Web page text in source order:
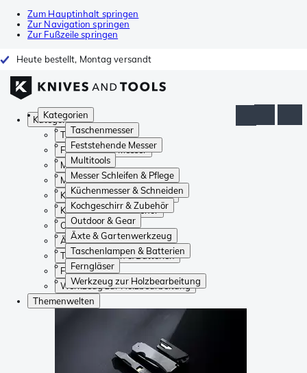
Zum Hauptinhalt springen
Zur Navigation springen
Zur Fußzeile springen
Heute bestellt, Montag versandt
Kategorien
Taschenmesser
Feststehende Messer
Multitools
Messer Schleifen & Pflege
Küchenmesser & Schneiden
Kochgeschirr & Zubehör
Outdoor & Gear
Äxte & Gartenwerkzeug
Taschenlampen & Batterien
Ferngläser
Werkzeug zur Holzbearbeitung
Kategorien
Taschenmesser
Feststehende Messer
Multitools
Messer Schleifen & Pflege
Küchenmesser & Schneiden
Kochgeschirr & Zubehör
Outdoor & Gear
Äxte & Gartenwerkzeug
Taschenlampen & Batterien
Ferngläser
Werkzeug zur Holzbearbeitung
Themenwelten